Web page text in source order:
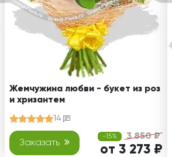
Жемчужина любви - букет из роз
и хризантем
14
Заказать
-15% 3 850 ₽
от 3 273 ₽